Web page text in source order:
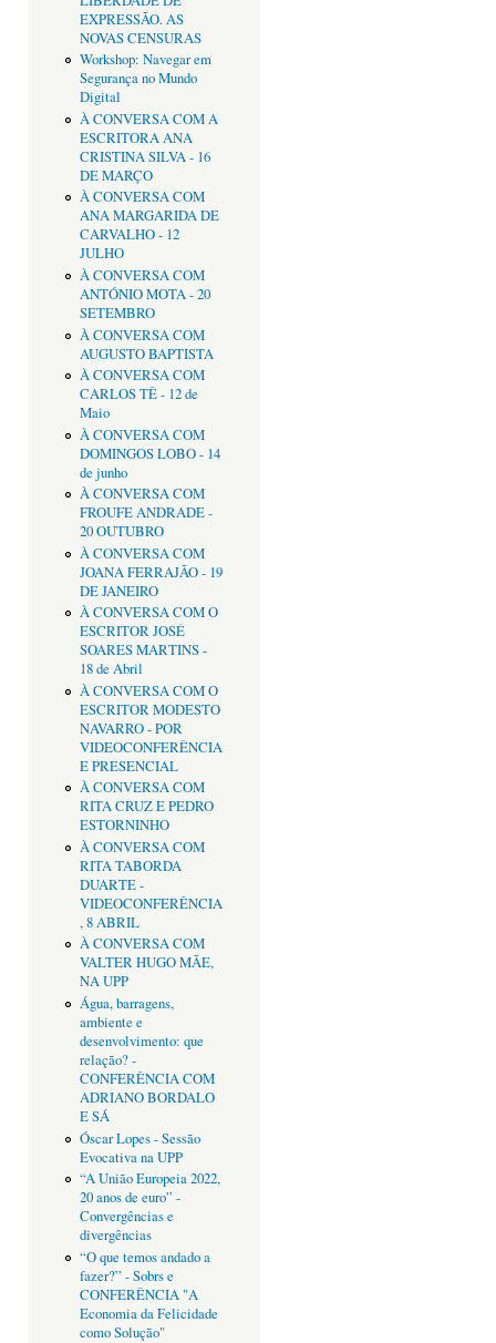
EXPRESSÃO. AS
NOVAS CENSURAS
Workshop: Navegar em
Segurança no Mundo
Digital
À CONVERSA COM A
ESCRITORA ANA
CRISTINA SILVA - 16
DE MARÇO
À CONVERSA COM
ANA MARGARIDA DE
CARVALHO - 12
JULHO
À CONVERSA COM
ANTÓNIO MOTA - 20
SETEMBRO
À CONVERSA COM
AUGUSTO BAPTISTA
À CONVERSA COM
CARLOS TÊ - 12 de
Maio
À CONVERSA COM
DOMINGOS LOBO - 14
de junho
À CONVERSA COM
FROUFE ANDRADE -
20 OUTUBRO
À CONVERSA COM
JOANA FERRAJÃO - 19
DE JANEIRO
À CONVERSA COM O
ESCRITOR JOSÉ
SOARES MARTINS -
18 de Abril
À CONVERSA COM O
ESCRITOR MODESTO
NAVARRO - POR
VIDEOCONFERÊNCIA
E PRESENCIAL
À CONVERSA COM
RITA CRUZ E PEDRO
ESTORNINHO
À CONVERSA COM
RITA TABORDA
DUARTE -
VIDEOCONFERÊNCIA
, 8 ABRIL
À CONVERSA COM
VALTER HUGO MÃE,
NA UPP
Água, barragens,
ambiente e
desenvolvimento: que
relação? -
CONFERÊNCIA COM
ADRIANO BORDALO
E SÁ
Óscar Lopes - Sessão
Evocativa na UPP
“A União Europeia 2022,
20 anos de euro” -
Convergências e
divergências
“O que temos andado a
fazer?” - Sobrs e
CONFERÊNCIA "A
Economia da Felicidade
como Solução"